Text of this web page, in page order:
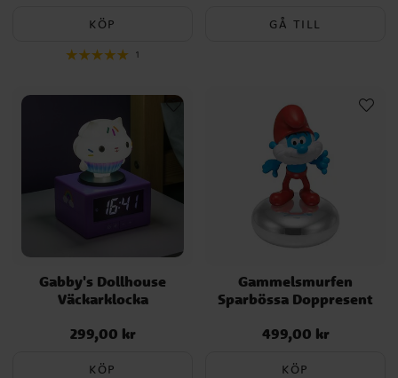
KÖP
1
GÅ TILL
Gabby's Dollhouse
Väckarklocka
Pris:299,00 kr
299,00 kr
KÖP
Gammelsmurfen
Sparbössa Doppresent
Pris:499,00 kr
499,00 kr
KÖP